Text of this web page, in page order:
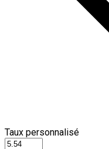
Taux personnalisé